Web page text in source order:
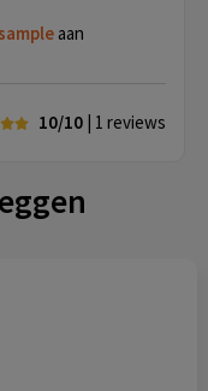
sample aan
10/10 | 1 reviews